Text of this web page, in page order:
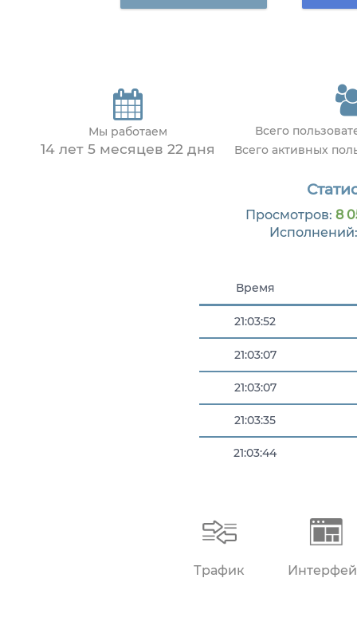
Мы работаем
14 лет 5 месяцев 22 дня
Всего
Всего активных
Просмотров: 8
Время
21:03:52
21:03:07
21:03:07
21:03:35
21:03:44
Трафик